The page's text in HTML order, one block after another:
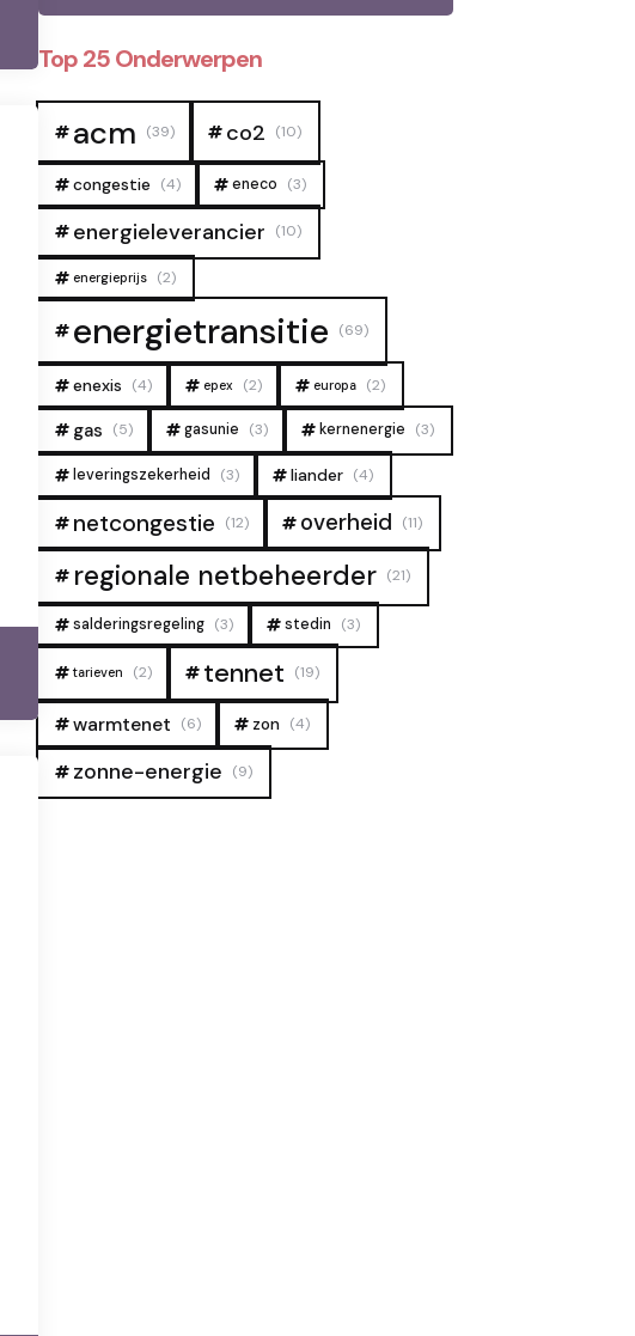
Top 25 Onderwerpen
acm (39) co2 (10)
congestie (4) eneco (3)
energieleverancier (10)
energieprijs (2)
energietransitie (69)
enexis (4) epex (2) europa (2)
gas (5) gasunie (3) kernenergie (3)
leveringszekerheid (3) liander (4)
netcongestie (12) overheid (11)
regionale netbeheerder (21)
salderingsregeling (3) stedin (3)
tarieven (2) tennet (19)
warmtenet (6) zon (4)
zonne-energie (9)